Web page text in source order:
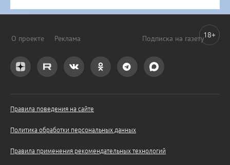
О проекте Реклама Подписка на газету
Правила поведения на сайте
Политика обработки персональных данных
Правила применения рекомендательных технологий
18+